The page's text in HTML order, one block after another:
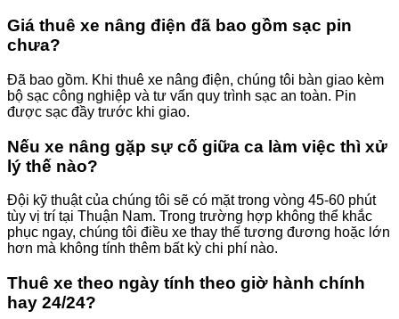
Giá thuê xe nâng điện đã bao gồm sạc pin
chưa?
Đã bao gồm. Khi thuê xe nâng điện, chúng tôi bàn giao kèm
bộ sạc công nghiệp và tư vấn quy trình sạc an toàn. Pin
được sạc đầy trước khi giao.
Nếu xe nâng gặp sự cố giữa ca làm việc thì xử
lý thế nào?
Đội kỹ thuật của chúng tôi sẽ có mặt trong vòng 45-60 phút
tùy vị trí tại Thuận Nam. Trong trường hợp không thể khắc
phục ngay, chúng tôi điều xe thay thế tương đương hoặc lớn
hơn mà không tính thêm bất kỳ chi phí nào.
Thuê xe theo ngày tính theo giờ hành chính
hay 24/24?